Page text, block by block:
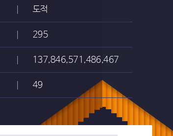
도적
295
137,846,571,486,467
49